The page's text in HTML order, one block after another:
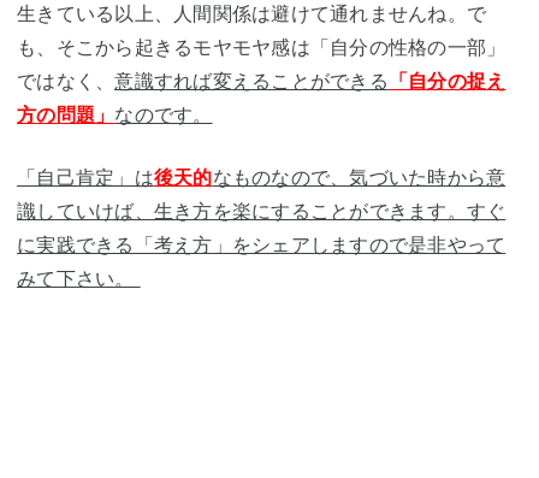
生きている以上、人間関係は避けて通れませんね。で
も、そこから起きるモヤモヤ感は「自分の性格の一部」
ではなく、意識すれば変えることができる 「自分の捉え
方の問題」 なのです。
「自己肯定」は後天的なものなので、気づいた時から意
識していけば、生き方を楽にすることができます。すぐ
に実践できる「考え方」をシェアしますので是非やって
みて下さい。